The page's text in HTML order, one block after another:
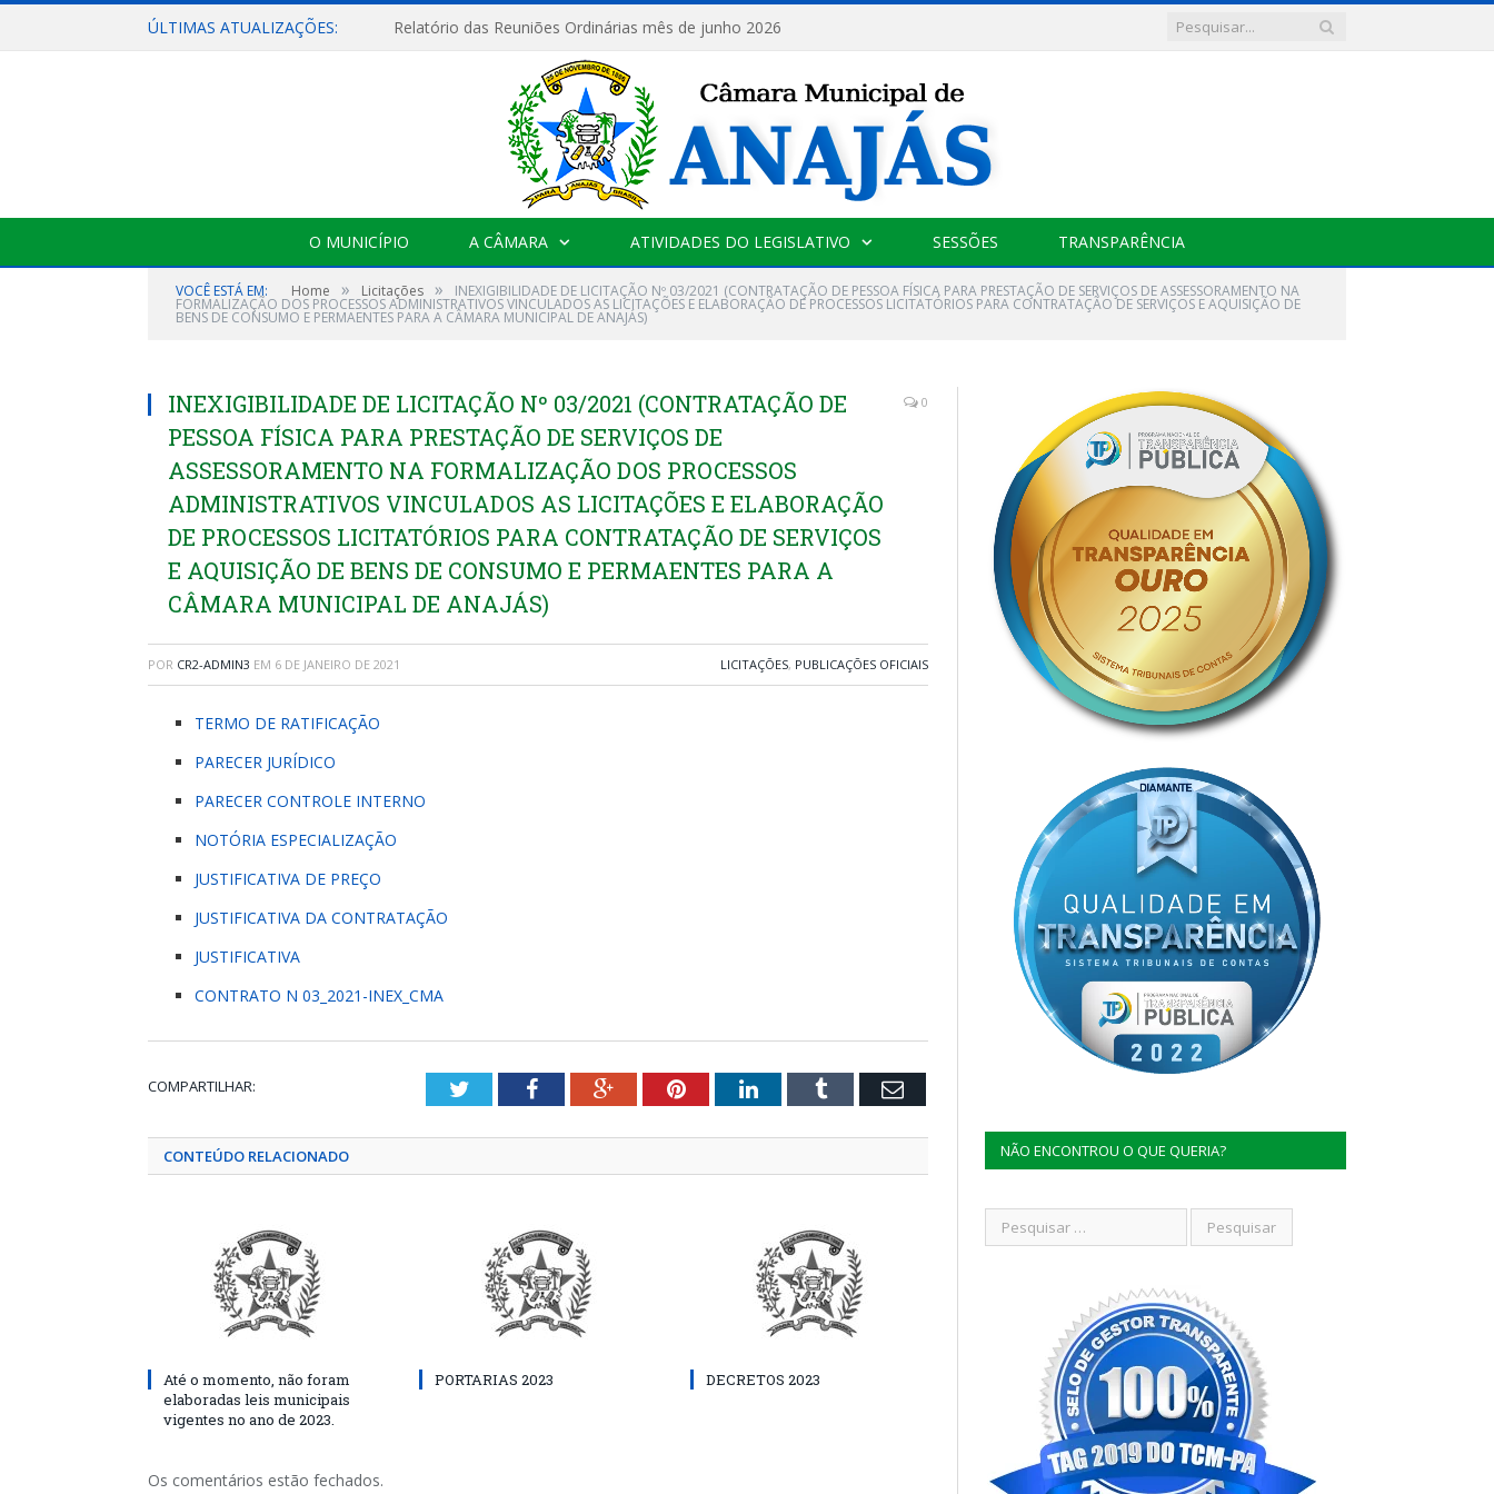
ÚLTIMAS ATUALIZAÇÕES: Relatório das Reuniões Ordinárias mês de junho 2026
O MUNICÍPIO A CÂMARA ATIVIDADES DO LEGISLATIVO SESSÕES TRANSPARÊNCIA
VOCÊ ESTÁ EM: Home » Licitações » INEXIGIBILIDADE DE LICITAÇÃO Nº 03/2021 (CONTRATAÇÃO DE PESSOA FÍSICA PARA PRESTAÇÃO DE SERVIÇOS DE ASSESSORAMENTO NA
FORMALIZAÇÃO DOS PROCESSOS ADMINISTRATIVOS VINCULADOS AS LICITAÇÕES E ELABORAÇÃO DE PROCESSOS LICITATÓRIOS PARA CONTRATAÇÃO DE SERVIÇOS E AQUISIÇÃO DE
BENS DE CONSUMO E PERMAENTES PARA A CÂMARA MUNICIPAL DE ANAJÁS)
INEXIGIBILIDADE DE LICITAÇÃO Nº 03/2021 (CONTRATAÇÃO DE
PESSOA FÍSICA PARA PRESTAÇÃO DE SERVIÇOS DE
ASSESSORAMENTO NA FORMALIZAÇÃO DOS PROCESSOS
ADMINISTRATIVOS VINCULADOS AS LICITAÇÕES E ELABORAÇÃO
DE PROCESSOS LICITATÓRIOS PARA CONTRATAÇÃO DE SERVIÇOS
E AQUISIÇÃO DE BENS DE CONSUMO E PERMAENTES PARA A
CÂMARA MUNICIPAL DE ANAJÁS)
0
POR CR2-ADMIN3 EM 6 DE JANEIRO DE 2021 LICITAÇÕES, PUBLICAÇÕES OFICIAIS
TERMO DE RATIFICAÇÃO
PARECER JURÍDICO
PARECER CONTROLE INTERNO
NOTÓRIA ESPECIALIZAÇÃO
JUSTIFICATIVA DE PREÇO
JUSTIFICATIVA DA CONTRATAÇÃO
JUSTIFICATIVA
CONTRATO N 03_2021-INEX_CMA
COMPARTILHAR: TwitterFacebookGoogle+PinterestLinkedInTumblr Email
CONTEÚDO RELACIONADO
Até o momento, não foram
elaboradas leis municipais
vigentes no ano de 2023.
PORTARIAS 2023 DECRETOS 2023
Os comentários estão fechados.
NÃO ENCONTROU O QUE QUERIA?